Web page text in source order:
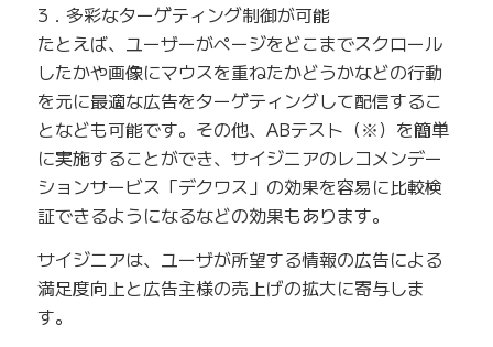
3．多彩なターゲティング制御が可能
たとえば、ユーザーがページをどこまでスクロール
したかや画像にマウスを重ねたかどうかなどの行動
を元に最適な広告をターゲティングして配信するこ
となども可能です。その他、ABテスト（※）を簡単
に実施することができ、サイジニアのレコメンデー
ションサービス「デクワス」の効果を容易に比較検
証できるようになるなどの効果もあります。
サイジニアは、ユーザが所望する情報の広告による
満足度向上と広告主様の売上げの拡大に寄与しま
す。